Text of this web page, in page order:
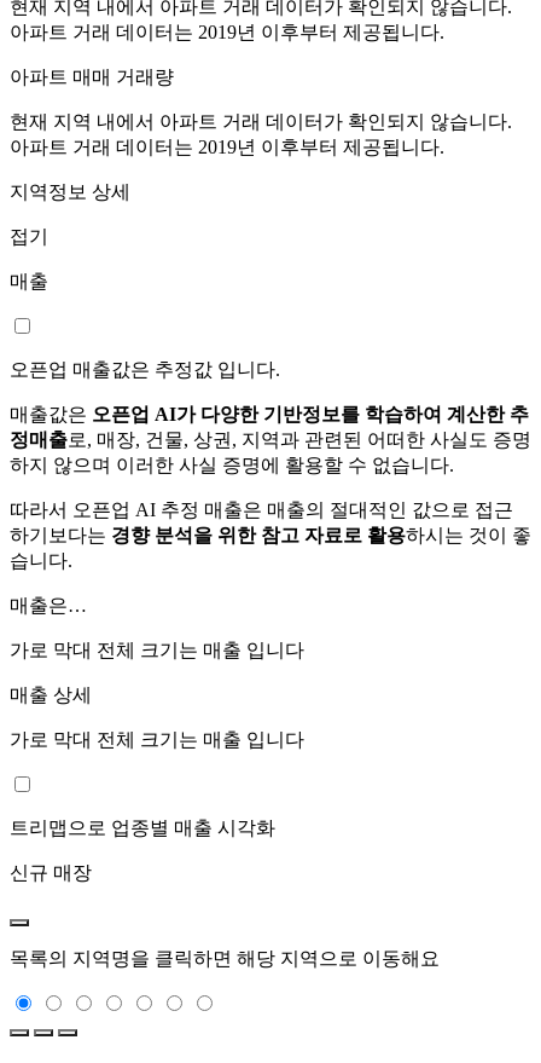
현재 지역 내에서 아파트 거래 데이터가 확인되지 않습니다.
아파트 거래 데이터는 2019년 이후부터 제공됩니다.
아파트 매매 거래량
현재 지역 내에서 아파트 거래 데이터가 확인되지 않습니다.
아파트 거래 데이터는 2019년 이후부터 제공됩니다.
지역정보 상세
접기
매출
오픈업 매출값은 추정값 입니다.
매출값은 오픈업 AI가 다양한 기반정보를 학습하여 계산한 추
정매출로, 매장, 건물, 상권, 지역과 관련된 어떠한 사실도 증명
하지 않으며 이러한 사실 증명에 활용할 수 없습니다.
따라서 오픈업 AI 추정 매출은 매출의 절대적인 값으로 접근
하기보다는 경향 분석을 위한 참고 자료로 활용하시는 것이 좋
습니다.
매출은…
가로 막대 전체 크기는 매출 입니다
매출 상세
가로 막대 전체 크기는 매출 입니다
트리맵으로 업종별 매출 시각화
신규 매장
목록의 지역명을 클릭하면 해당 지역으로 이동해요